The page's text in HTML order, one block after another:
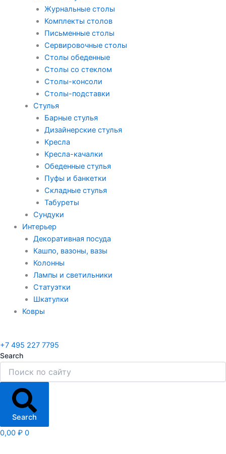
Журнальные столы
Комплекты столов
Письменные столы
Сервировочные столы
Столы обеденные
Столы со стеклом
Столы-консоли
Столы-подставки
Стулья
Барные стулья
Дизайнерские стулья
Кресла
Кресла-качалки
Обеденные стулья
Пуфы и банкетки
Складные стулья
Табуреты
Сундуки
Интерьер
Декоративная посуда
Кашпо, вазоны, вазы
Колонны
Лампы и светильники
Статуэтки
Шкатулки
Ковры
+7 495 227 7795
Search
Search
0,00 ₽ 0